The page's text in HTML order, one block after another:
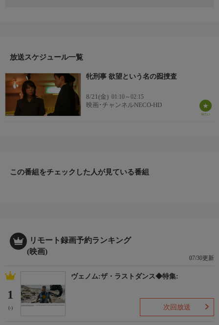
判的だった。ある日、明美に誘われた合コンで、玲子はケンジと
放送スケジュール一覧
牝刑事 欲望という名の囮捜査
8/21(金) 01:10～02:15
映画･チャンネルNECO-HD
この番組をチェックした人が見ている番組
リモート録画予約ランキング
(映画)
07/30更新
1
(-)
ヴェノム:ザ・ラストダンス◆特集:
次回放送